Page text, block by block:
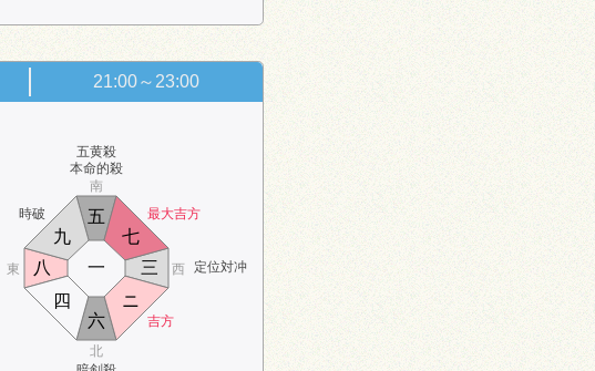
21:00～23:00
時破
五黄殺
本命的殺
最大吉方
定位対冲
吉方
南
北
東 西
六
七
八
九
一
ニ
三
四
五